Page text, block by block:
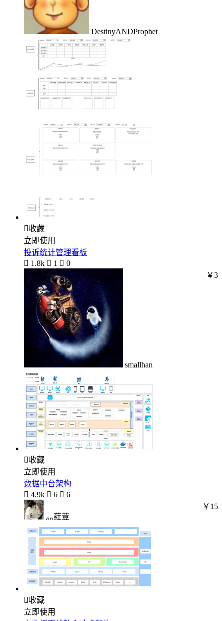
DestinyANDProphet
收藏
立即使用
投诉统计管理看板
 1.8k  1  0
smallhan
￥3
收藏
立即使用
数据中台架构
 4.9k  6  6
灬葒荳
￥15
收藏
立即使用